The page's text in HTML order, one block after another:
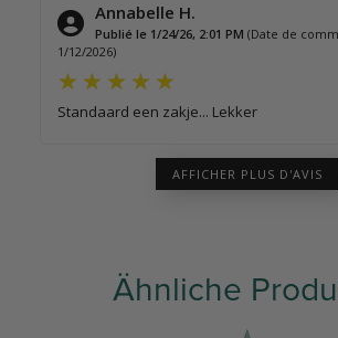
Annabelle H.
Publié le 1/24/26, 2:01 PM (Date de
1/12/2026)
Standaard een zakje... Lekker
AFFICHER PLUS D'AVIS
Ähnliche